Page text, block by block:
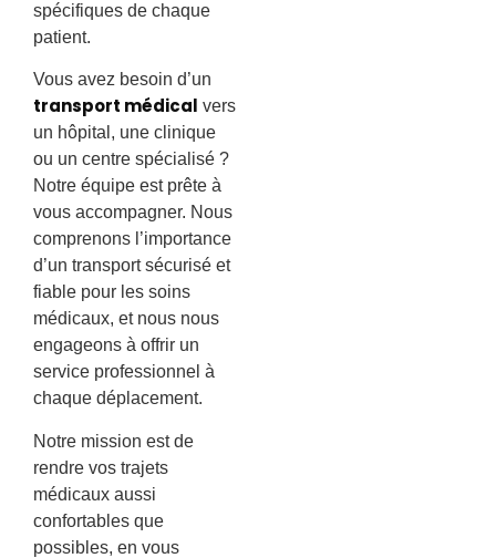
spécifiques de chaque
patient.
Vous avez besoin d’un
transport médical vers
un hôpital, une clinique
ou un centre spécialisé ?
Notre équipe est prête à
vous accompagner. Nous
comprenons l’importance
d’un transport sécurisé et
fiable pour les soins
médicaux, et nous nous
engageons à offrir un
service professionnel à
chaque déplacement.
Notre mission est de
rendre vos trajets
médicaux aussi
confortables que
possibles, en vous